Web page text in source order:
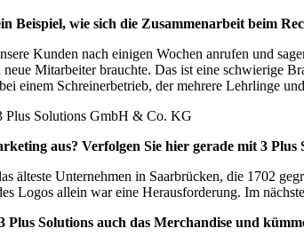
Beispiel, wie sich die Zusammenarbeit beim
Kunden nach einigen Wochen anrufen und
Mitarbeiter brauchte. Das ist eine schwierige
einem Schreinerbetrieb, der mehrere Lehrlinge
aus? Verfolgen Sie hier gerade mit 3 Plus
älteste Unternehmen in Saarbrücken, die 1702
Logos allein war eine Herausforderung. Im
Solutions auch das Merchandise und